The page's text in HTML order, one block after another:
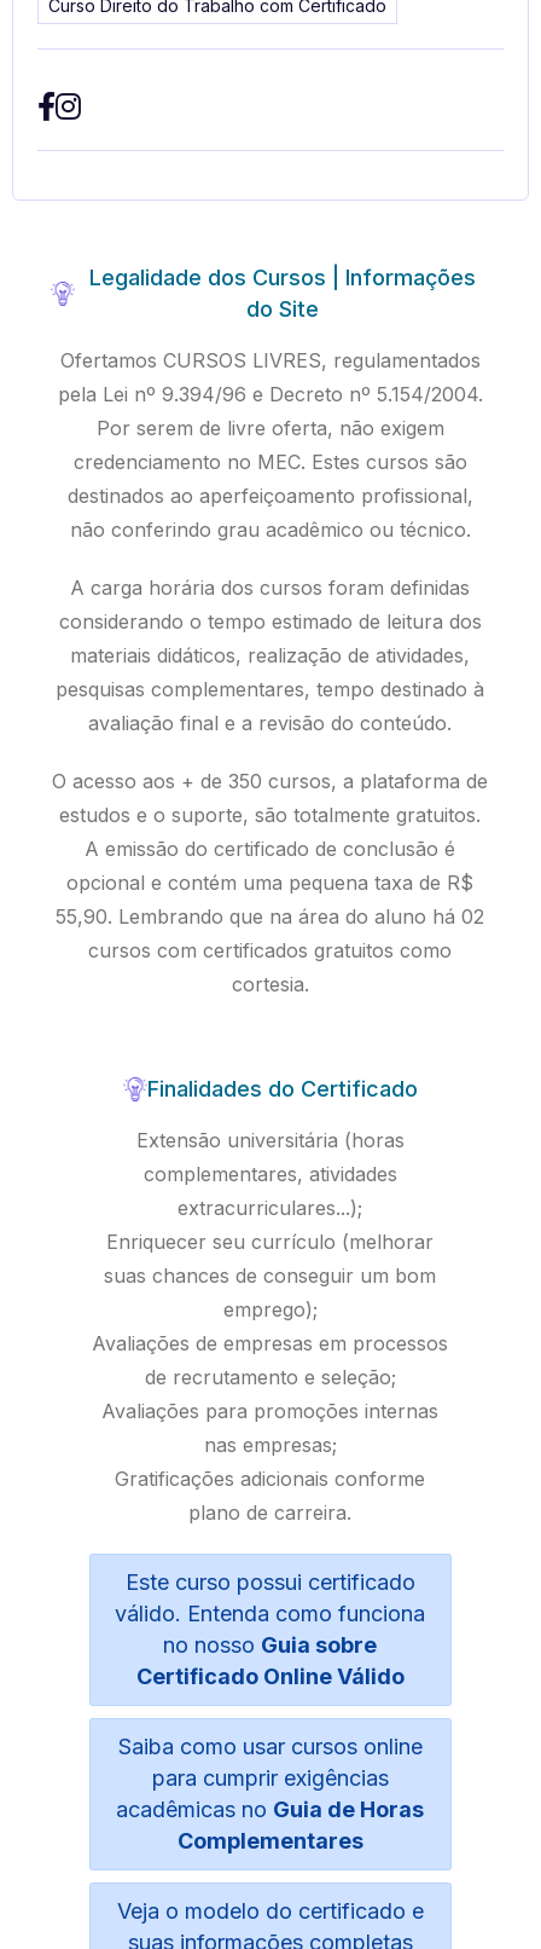
Legalidade dos Cursos | Informações
do Site
Ofertamos CURSOS LIVRES, regulamentados
pela Lei nº 9.394/96 e Decreto nº 5.154/2004.
Por serem de livre oferta, não exigem
credenciamento no MEC. Estes cursos são
destinados ao aperfeiçoamento profissional,
não conferindo grau acadêmico ou técnico.
A carga horária dos cursos foram definidas
considerando o tempo estimado de leitura dos
materiais didáticos, realização de atividades,
pesquisas complementares, tempo destinado à
avaliação final e a revisão do conteúdo.
O acesso aos + de 350 cursos, a plataforma de
estudos e o suporte, são totalmente gratuitos.
A emissão do certificado de conclusão é
opcional e contém uma pequena taxa de R$
55,90. Lembrando que na área do aluno há 02
cursos com certificados gratuitos como
cortesia.
Finalidades do Certificado
Extensão universitária (horas
complementares, atividades
extracurriculares...);
Enriquecer seu currículo (melhorar
suas chances de conseguir um bom
emprego);
Avaliações de empresas em processos
de recrutamento e seleção;
Avaliações para promoções internas
nas empresas;
Gratificações adicionais conforme
plano de carreira.
Este curso possui certificado
válido. Entenda como funciona
no nosso Guia sobre
Certificado Online Válido
Saiba como usar cursos online
para cumprir exigências
acadêmicas no Guia de Horas
Complementares
Veja o modelo do certificado e
suas informações completas
Curso Direito do Trabalho com Certificado